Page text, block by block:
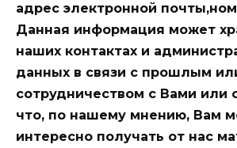
адрес электронной
Данная информация может
наших контактах и
данных в связи с прошлым
сотрудничеством с Вами или
что, по нашему мнению, Вам
интересно получать от нас